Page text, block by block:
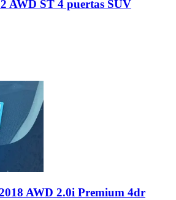
AWD ST 4 puertas SUV
AWD 2.0i Premium 4dr